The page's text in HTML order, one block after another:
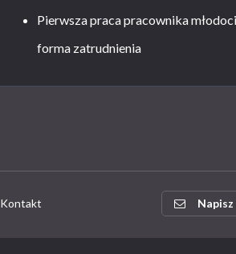
Pierwsza praca pracownika
forma zatrudnienia
Kontakt